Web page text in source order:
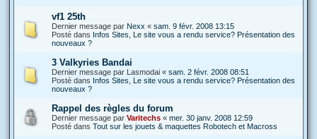
vf1 25th
Dernier message par Nexx « sam. 9 févr. 2008 13:15
Posté dans Infos Sites, Le site vous a rendu service? Présentation des
nouveaux ?
3 Valkyries Bandai
Dernier message par Lasmodai « sam. 2 févr. 2008 08:51
Posté dans Infos Sites, Le site vous a rendu service? Présentation des
nouveaux ?
Rappel des règles du forum
Dernier message par Varitechs « mer. 30 janv. 2008 12:59
Posté dans Tout sur les jouets & maquettes Robotech et Macross